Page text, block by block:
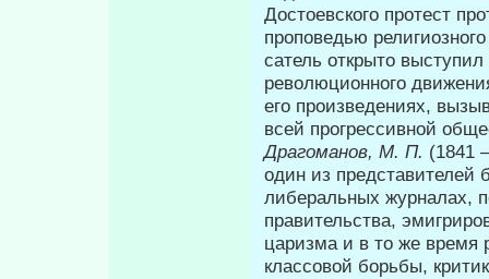
Достоевского протест
проповедью
сатель открыто
революционного
его произведениях,
всей прогрессивной
Драгоманов, М. П. (1841
один из представите­лей
либеральных журналах,
правительства,
царизма и в то же время
классовой борьбы,